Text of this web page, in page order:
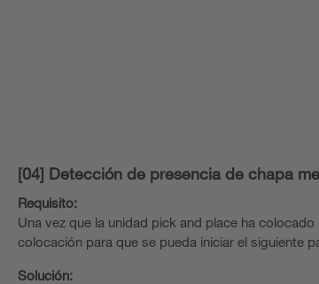
[04] Detección de presencia de chapa
Requisito:
Una vez que la unidad pick and place ha
colocación para que se pueda iniciar el siguiente
Solución: